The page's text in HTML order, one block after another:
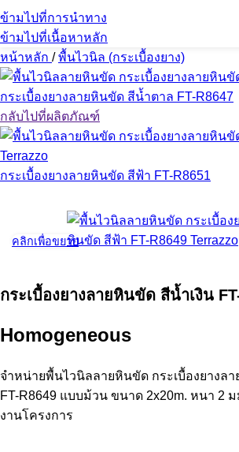
ข้ามไปที่การนำทาง
ข้ามไปที่เนื้อหาหลัก
หน้าหลัก / พื้นไวนิล (กระเบื้องยาง)
กระเบื้องยางลายหินขัด สีน้ำตาล FT-R8647
กลับไปที่ผลิตภัณฑ์
กระเบื้องยางลายหินขัด สีฟ้า FT-R8651
คลิกเพื่อขยาย
กระเบื้องยางลายหินขัด สีน้ำเงิน
Homogeneous
จำหน่ายพื้นไวนิลลายหินขัด กระเบื้องยางล
FT-R8649 แบบม้วน ขนาด 2x20m. หนา 2
งานโครงการ